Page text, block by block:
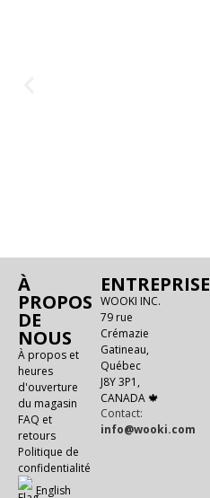
À
PROPOS
DE
NOUS
À propos et
heures
d'ouverture
du magasin
FAQ et
retours
Politique de
confidentialité
English
ENTREPRISE
WOOKI INC.
79 rue
Crémazie
Gatineau,
Québec
J8Y 3P1,
CANADA 🍁
Contact:
info@wooki.com